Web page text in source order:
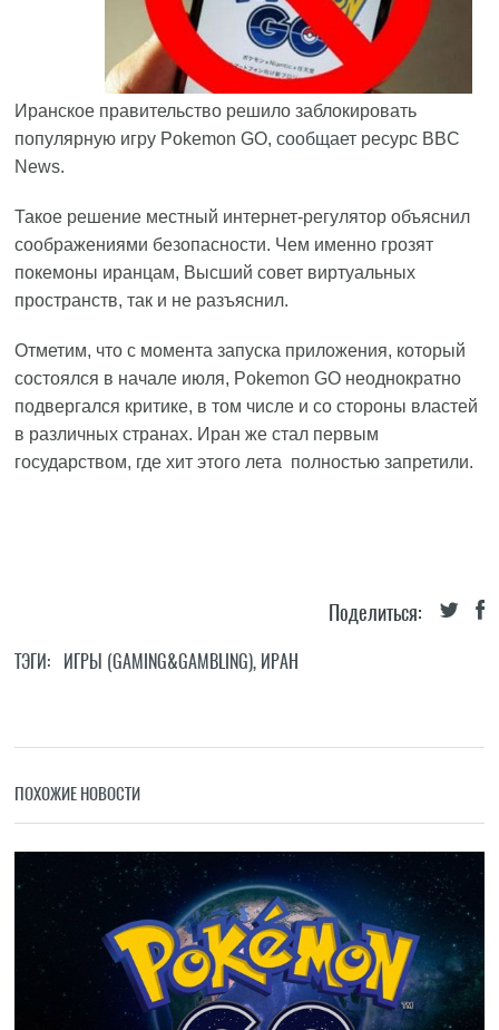
Иранское правительство решило заблокировать
популярную игру Pokemon GO,сообщает ресурс BBC
News.
Такое решение местный интернет-регулятор объяснил
соображениями безопасности. Чем именно грозят
покемоны иранцам, Высший совет виртуальных
пространств, так и не разъяснил.
Отметим, что с момента запуска приложения, который
состоялся в начале июля, Pokemon GO неоднократно
подвергался критике, в том числе и со стороны властей
в различных странах. Иран же стал первым
государством, где хит этого лета полностью запретили.
Поделиться:
ТЭГИ: ИГРЫ (GAMING&GAMBLING), ИРАН
ПОХОЖИЕ НОВОСТИ